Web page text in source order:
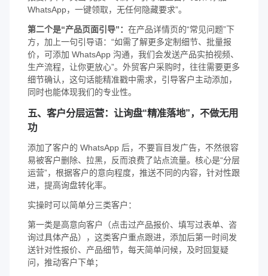
WhatsApp，一键领取，无任何隐藏要求”。
第二个是“产品页面引导”： 在产品详情页的“常见问题”下
方，加上一句引导语：“如需了解更多定制细节、批量报
价，可添加 WhatsApp 沟通，我们会发送产品实拍视频、
生产流程，让你更放心”。外贸客户采购时，往往需要更多
细节确认，这句话能精准戳中需求，引导客户主动添加，
同时也能体现我们的专业性。
五、客户分层运营：让询盘“精准落地”，不做无用
功
添加了客户的 WhatsApp 后，不要盲目发广告，不然很容
易被客户删除、拉黑，反而浪费了站点流量。核心是“分层
运营”，根据客户的意向程度，推送不同的内容，针对性跟
进，提高询盘转化率。
实操时可以简单分三类客户：
第一类是高意向客户（点击过产品报价、填写过表单、咨
询过具体产品），这类客户重点跟进，添加后第一时间发
送针对性报价、产品细节，每天简单问候，及时回复疑
问，推动客户下单；